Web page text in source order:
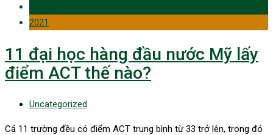
2021
11 đại học hàng đầu nước Mỹ lấy
điểm ACT thế nào?
Uncategorized
Cả 11 trường đều có điểm ACT trung bình từ 33 trở lên, trong đó